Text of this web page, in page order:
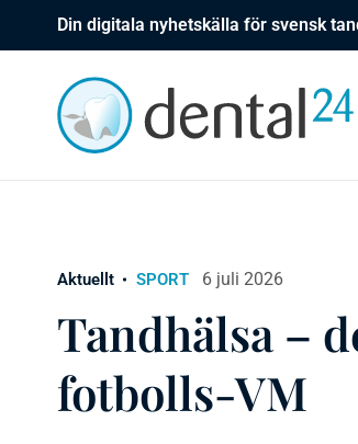
Din digitala nyhetskälla för svensk
Aktuellt SPORT 6 juli 2026
Tandhälsa –
fotbolls-VM